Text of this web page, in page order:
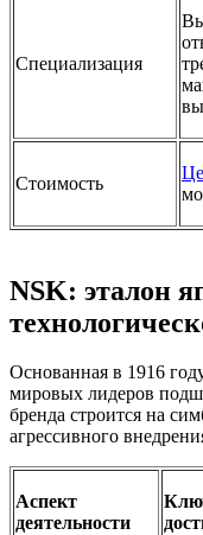
Специализация
Стоимость
NSK: эталон
Основанная в 1916
мировых лидеров
бренда строится на
агрессивного
Аспект
деятельности